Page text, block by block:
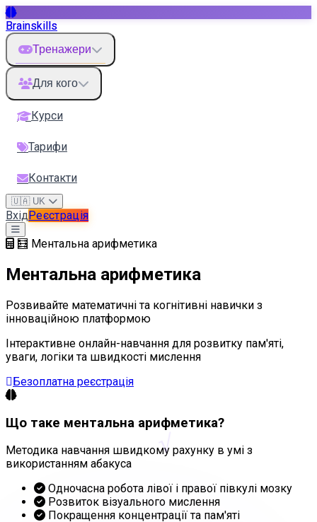
√
Brainskills
Тренажери
Для кого
Курси
Тарифи
Контакти
🇺🇦 UK
ВхідРеєстрація
🧮 Ментальна арифметика
Ментальна арифметика
Розвивайте математичні та когнітивні навички з
інноваційною платформою
Інтерактивне онлайн-навчання для розвитку пам'яті,
уваги, логіки та швидкості мислення
Безоплатна реєстрація
Що таке ментальна арифметика?
Методика навчання швидкому рахунку в умі з
використанням абакуса
Одночасна робота лівої і правої півкулі мозку
Розвиток візуального мислення
Покращення концентрації та пам'яті